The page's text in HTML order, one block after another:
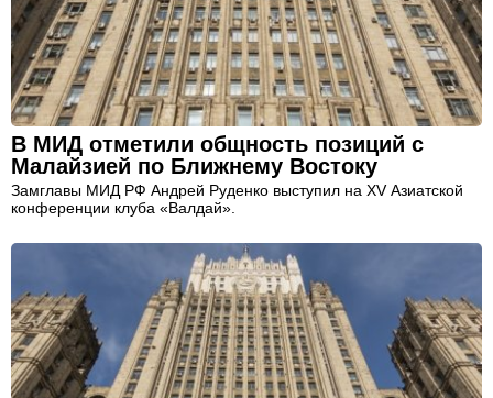
В МИД отметили общность позиций с
Малайзией по Ближнему Востоку
Замглавы МИД РФ Андрей Руденко выступил на XV Азиатской
конференции клуба «Валдай».